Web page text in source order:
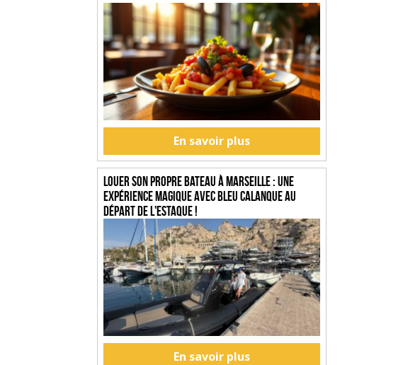
En savoir plus
Louer son propre bateau à Marseille : une
expérience magique avec Bleu Calanque au
départ de l'Estaque !
En savoir plus